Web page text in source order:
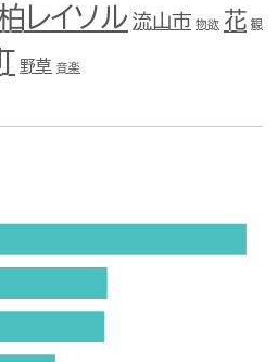
レイソル 流山市 物欲 花 観
野草 音楽